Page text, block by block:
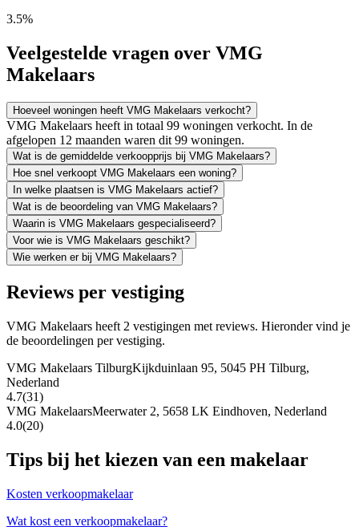
3.5%
Veelgestelde vragen over VMG
Makelaars
Hoeveel woningen heeft VMG Makelaars verkocht?
VMG Makelaars heeft in totaal 99 woningen verkocht. In de
afgelopen 12 maanden waren dit 99 woningen.
Wat is de gemiddelde verkoopprijs bij VMG Makelaars?
Hoe snel verkoopt VMG Makelaars een woning?
In welke plaatsen is VMG Makelaars actief?
Wat is de beoordeling van VMG Makelaars?
Waarin is VMG Makelaars gespecialiseerd?
Voor wie is VMG Makelaars geschikt?
Wie werken er bij VMG Makelaars?
Reviews per vestiging
VMG Makelaars heeft 2 vestigingen met reviews. Hieronder vind je
de beoordelingen per vestiging.
VMG Makelaars TilburgKijkduinlaan 95, 5045 PH Tilburg,
Nederland
4.7(31)
VMG MakelaarsMeerwater 2, 5658 LK Eindhoven, Nederland
4.0(20)
Tips bij het kiezen van een makelaar
Kosten verkoopmakelaar
Wat kost een verkoopmakelaar?